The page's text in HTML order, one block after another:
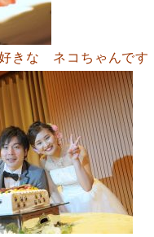
きな ネコちゃんです